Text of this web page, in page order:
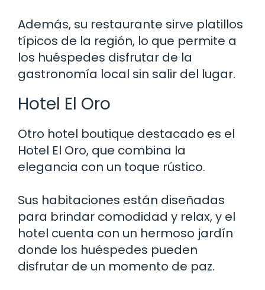
Además, su restaurante sirve platillos
típicos de la región, lo que permite a
los huéspedes disfrutar de la
gastronomía local sin salir del lugar.
Hotel El Oro
Otro hotel boutique destacado es el
Hotel El Oro, que combina la
elegancia con un toque rústico.
Sus habitaciones están diseñadas
para brindar comodidad y relax, y el
hotel cuenta con un hermoso jardín
donde los huéspedes pueden
disfrutar de un momento de paz.